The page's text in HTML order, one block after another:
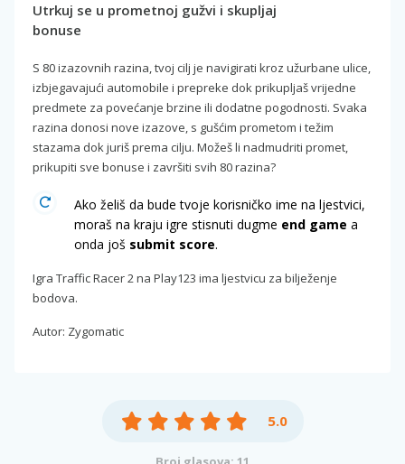
Utrkuj se u prometnoj gužvi i skupljaj
bonuse
S 80 izazovnih razina, tvoj cilj je navigirati kroz užurbane ulice,
izbjegavajući automobile i prepreke dok prikupljaš vrijedne
predmete za povećanje brzine ili dodatne pogodnosti. Svaka
razina donosi nove izazove, s gušćim prometom i težim
stazama dok juriš prema cilju. Možeš li nadmudriti promet,
prikupiti sve bonuse i završiti svih 80 razina?
Ako želiš da bude tvoje korisničko ime na ljestvici,
moraš na kraju igre stisnuti dugme end game a
onda još submit score.
Igra Traffic Racer 2 na Play123 ima ljestvicu za bilježenje
bodova.
Autor: Zygomatic
5.0